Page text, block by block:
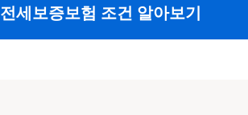
전세보증보험 조건 알아보기